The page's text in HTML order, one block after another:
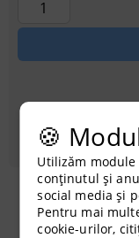
Dimensiuni:
🍪
Utilizăm
conținutul și
social media și
Pentru mai
cookie-urilor,